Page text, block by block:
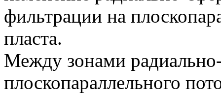
фильтрации на
пласта.
Между зонами
плоскопараллельного